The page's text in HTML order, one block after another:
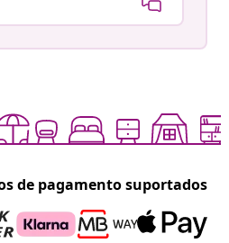
de pagamento suportados